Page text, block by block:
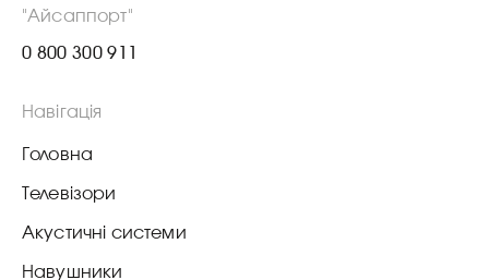
"Айсаппорт"
0 800 300 911
Навігація
Головна
Телевізори
Акустичні системи
Навушники